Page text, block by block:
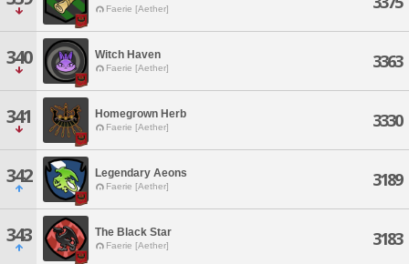
Faerie [Aether]
340 Witch Haven
Faerie [Aether] 3363
341 Homegrown Herb
Faerie [Aether] 3330
342 Legendary Aeons
Faerie [Aether] 3189
343 The Black Star
Faerie [Aether] 3183